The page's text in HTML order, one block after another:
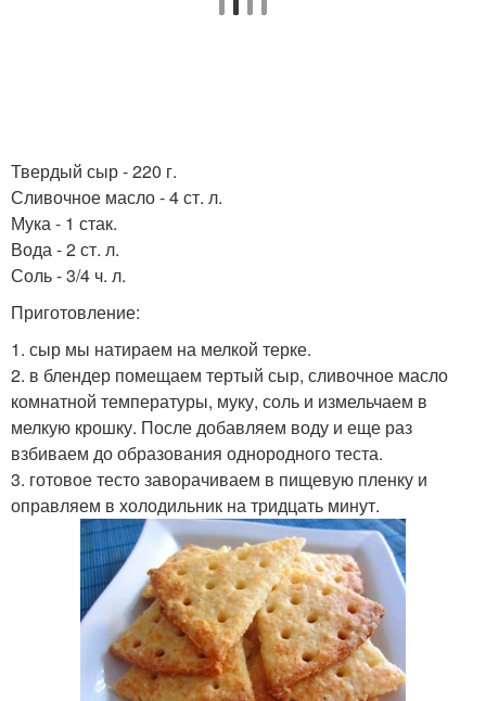
Твердый сыр - 220 г.
Сливочное масло - 4 ст. л.
Мука - 1 стак.
Вода - 2 ст. л.
Соль - 3/4 ч. л.
Приготовление:
1. сыр мы натираем на мелкой терке.
2. в блендер помещаем тертый сыр, сливочное масло
комнатной температуры, муку, соль и измельчаем в
мелкую крошку. После добавляем воду и еще раз
взбиваем до образования однородного теста.
3. готовое тесто заворачиваем в пищевую пленку и
оправляем в холодильник на тридцать минут.